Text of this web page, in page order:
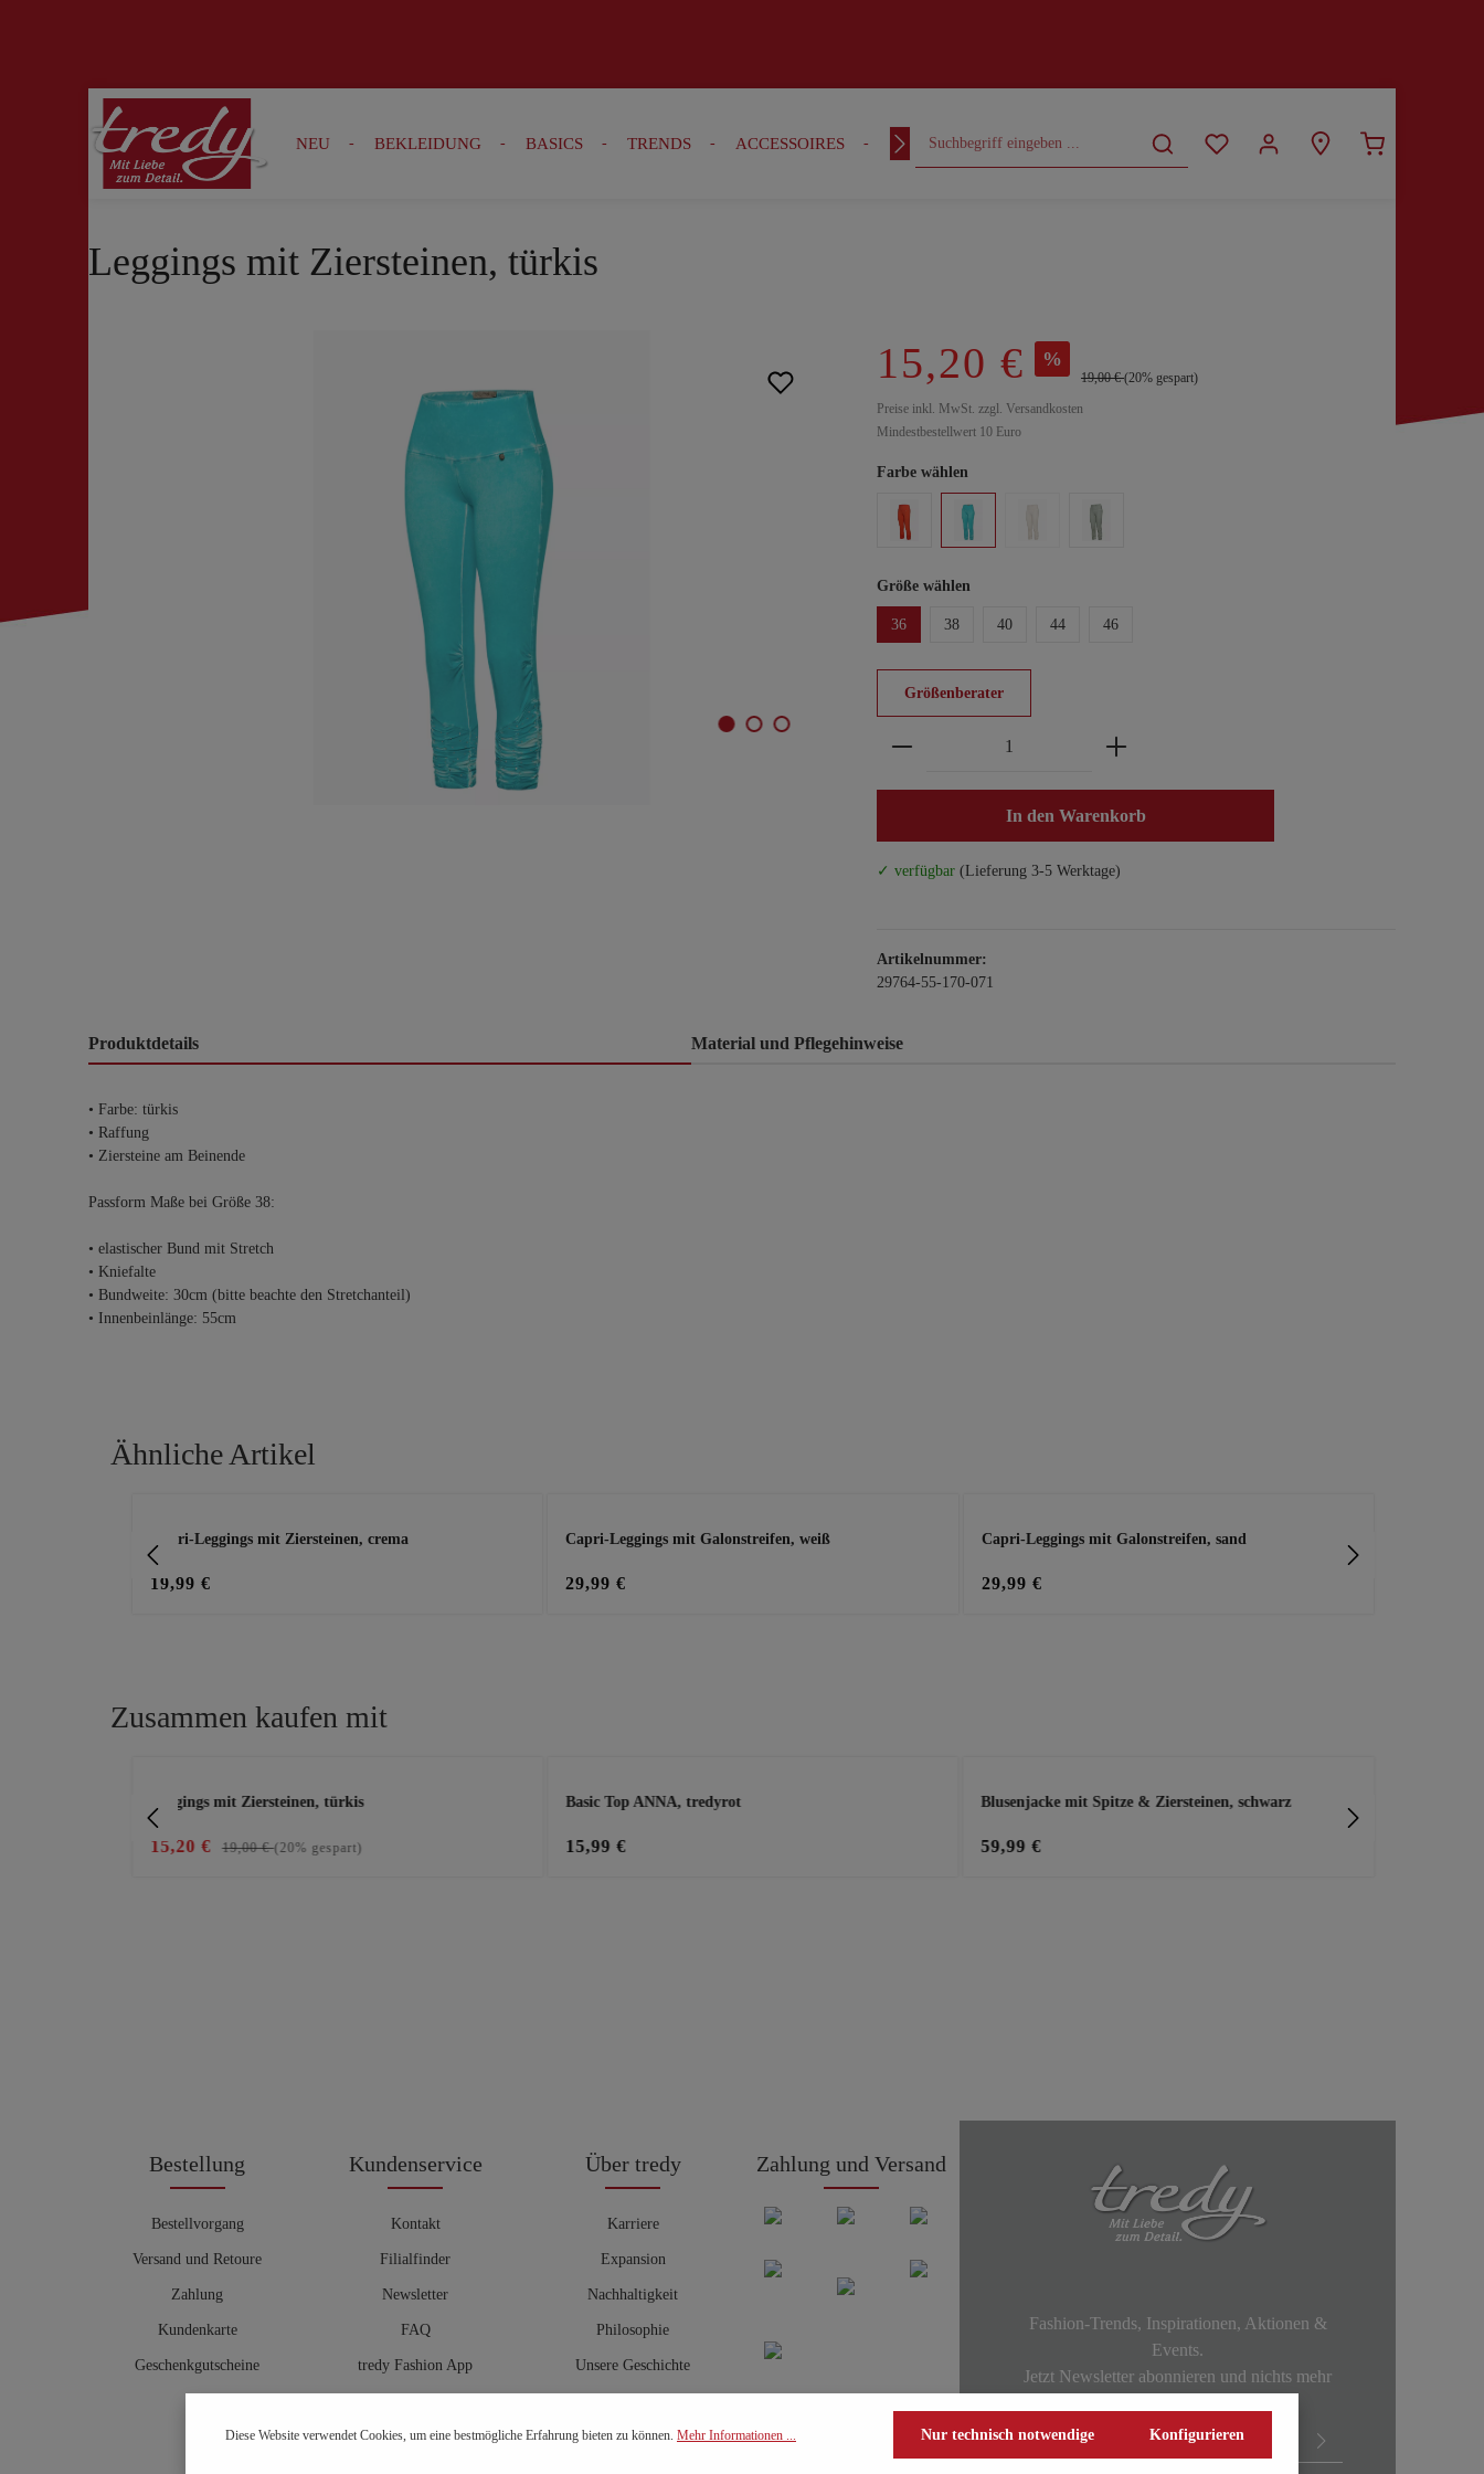
Zur Suche springen Zur Hauptnavigation springen
NEU BEKLEIDUNG BASICS TRENDS ACCESSOIRES OUTFITS CURVY
Leggings mit Ziersteinen, türkis
15,20 € %
19,00 €(20% gespart)
Preise inkl. MwSt. zzgl. Versandkosten
Mindestbestellwert 10 Euro
Farbe wählen
Größe wählen
36 38 40 44 46
Größenberater
Produkt Anzahl: Gib den gewünschten Wert ein oder
In den Warenkorb
✓ verfügbar (Lieferung 3-5 Werktage)
Artikelnummer:
29764-55-170-071
Produktdetails Material und Pflegehinweise
• Farbe: türkis
• Raffung
• Ziersteine am Beinende
Passform Maße bei Größe 38:
• elastischer Bund mit Stretch
• Kniefalte
• Bundweite: 30cm (bitte beachte den Stretchanteil)
• Innenbeinlänge: 55cm
Ähnliche Artikel
Capri-Leggings mit Ziersteinen, crema
19,99 €
Capri-Leggings mit Galonstreifen, weiß
29,99 €
Capri-Leggings mit Galonstreifen, sand
29,99 €
Zusammen kaufen mit
Leggings mit Ziersteinen, türkis
15,20 € 19,00 €(20% gespart)
Basic Top ANNA, tredyrot
15,99 €
Blusenjacke mit Spitze & Ziersteinen, schwarz
59,99 €
Bestellung
Bestellvorgang
Versand und Retoure
Zahlung
Kundenkarte
Geschenkgutscheine
Kundenservice
Kontakt
Filialfinder
Newsletter
FAQ
tredy Fashion App
Hosenberater
Über tredy
Karriere
Expansion
Nachhaltigkeit
Philosophie
Unsere Geschichte
Zahlung und Versand
Fashion-Trends, Inspirationen, Aktionen &
Events.
Jetzt Newsletter abonnieren und nichts mehr
Diese Website verwendet Cookies, um eine bestmögliche Erfahrung bieten zu können. Mehr Informationen ... Nur technisch notwendige Konfigurieren